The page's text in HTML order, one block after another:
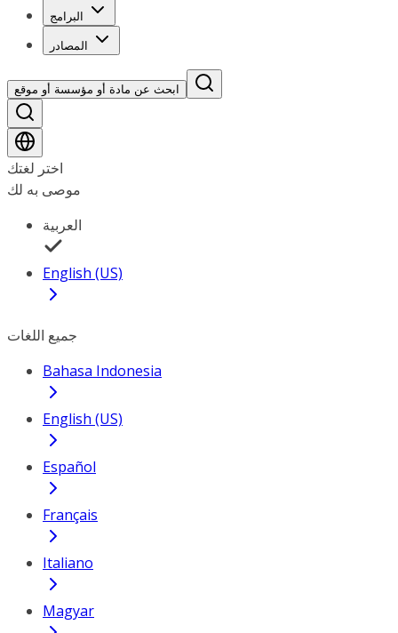
البرامج
المصادر
ابحث عن مادة أو مؤسسة أو موقع
اختر لغتك
موصى به لك
العربية
English (US)
جميع اللغات
Bahasa Indonesia
English (US)
Español
Français
Italiano
Magyar